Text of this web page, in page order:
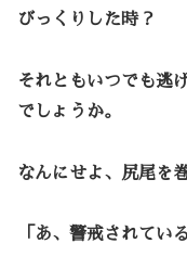
びっくりした時？
それともいつでも逃
でしょうか。
なんにせよ、尻尾を
「あ、警戒されてい